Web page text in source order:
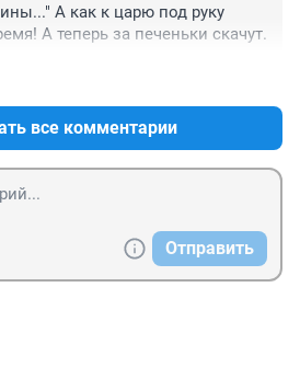
А как к царю под руку
А теперь за печеньки скачут.
все комментарии
Отправить